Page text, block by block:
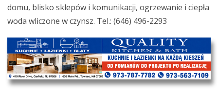
domu, blisko sklepów i komunikacji, ogrzewanie i ciepła
woda wliczone w czynsz. Tel.: (646) 496-2293